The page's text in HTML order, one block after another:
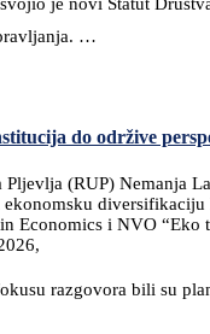
…
do održive
(RUP) Nemanja
diversifikaciju
Economics i NVO “Eko
razgovora bili su